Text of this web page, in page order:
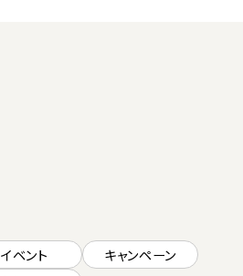
イベント
キャンペーン